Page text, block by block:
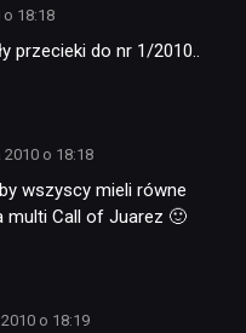
18:18
przecieki do nr 1/2010..
o 18:18
wszyscy mieli równe
multi Call of Juarez 🙂
o 18:19